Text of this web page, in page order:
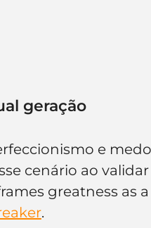
geração
e
cenário ao
greatness as
.